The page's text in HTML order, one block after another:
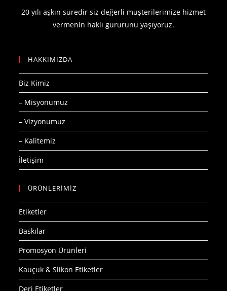
20 yılı aşkın süredir siz değerli müşterilerimize hizmet
vermenin haklı gururunu yaşıyoruz.
HAKKIMIZDA
Biz Kimiz
– Misyonumuz
– Vizyonumuz
– Kalitemiz
İletişim
ÜRÜNLERİMİZ
Etiketler
Baskılar
Promosyon Ürünleri
Kauçuk & Slikon Etiketler
Deri Etiketler